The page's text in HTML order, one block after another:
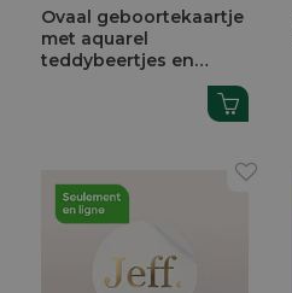
Ovaal geboortekaartje
met aquarel
teddybeertjes en